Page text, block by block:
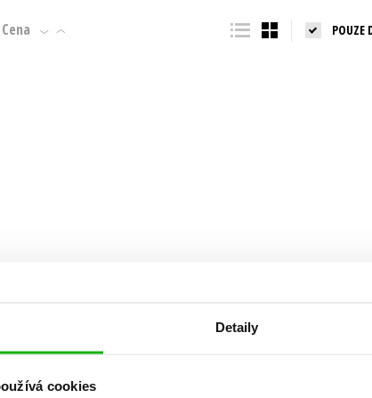
Detaily
cookies
Populárně - naučné pro děti
Young adult
Cena POUZE